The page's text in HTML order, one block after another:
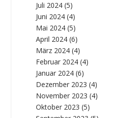
Juli 2024 (5)
Juni 2024 (4)
Mai 2024 (5)
April 2024 (6)
März 2024 (4)
Februar 2024 (4)
Januar 2024 (6)
Dezember 2023 (4)
November 2023 (4)
Oktober 2023 (5)